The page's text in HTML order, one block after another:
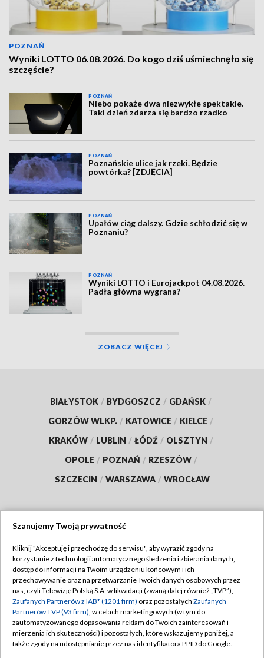
POZNAŃ
Wyniki LOTTO 06.08.2026. Do kogo dziś uśmiechnęło się
szczęście?
POZNAŃ
Niebo pokaże dwa niezwykłe spektakle.
Taki dzień zdarza się bardzo rzadko
POZNAŃ
Poznańskie ulice jak rzeki. Będzie
powtórka? [ZDJĘCIA]
POZNAŃ
Upałów ciąg dalszy. Gdzie schłodzić się w
Poznaniu?
POZNAŃ
Wyniki LOTTO i Eurojackpot 04.08.2026.
Padła główna wygrana?
ZOBACZ WIĘCEJ
BIAŁYSTOK / BYDGOSZCZ / GDAŃSK /
GORZÓW WLKP. / KATOWICE / KIELCE /
KRAKÓW / LUBLIN / ŁÓDŹ / OLSZTYN /
OPOLE / POZNAŃ / RZESZÓW /
SZCZECIN / WARSZAWA / WROCŁAW
TVP
Abonament TVP
Emisja w TVP
Centrum informacji TVP
Naziemna Telewizja Cyfrowa
Regulamin TVP
Polityka prywatności
Moje zgody
Pomoc
Szanujemy Twoją prywatność
Kliknij "Akceptuję i przechodzę do serwisu", aby wyrazić zgody na
korzystanie z technologii automatycznego śledzenia i zbierania danych,
dostęp do informacji na Twoim urządzeniu końcowym i ich
przechowywanie oraz na przetwarzanie Twoich danych osobowych przez
nas, czyli Telewizję Polską S.A. w likwidacji (zwaną dalej również „TVP”),
Zaufanych Partnerów z IAB* (1201 firm) oraz pozostałych Zaufanych
Partnerów TVP (93 firm), w celach marketingowych (w tym do
zautomatyzowanego dopasowania reklam do Twoich zainteresowań i
mierzenia ich skuteczności) i pozostałych, które wskazujemy poniżej, a
także zgody na udostępnianie przez nas identyfikatora PPID do Google.